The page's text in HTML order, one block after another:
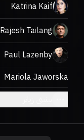
Katrina Kaif
Rajesh Tailang
Paul Lazenby
Mariola Jaworska